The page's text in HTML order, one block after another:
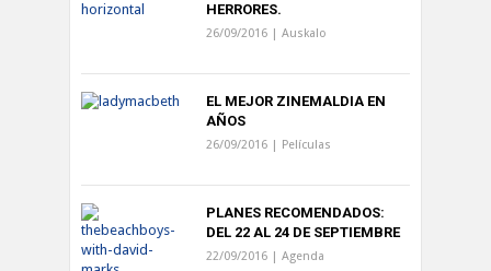
HERRORES.
26/09/2016 | Auskalo
EL MEJOR ZINEMALDIA EN
AÑOS
26/09/2016 | Películas
PLANES RECOMENDADOS:
DEL 22 AL 24 DE SEPTIEMBRE
22/09/2016 | Agenda